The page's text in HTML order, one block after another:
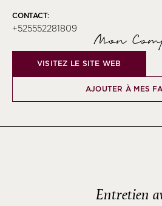
CONTACT:
+525552281809
Mon
VISITEZ LE SITE WEB
AJOUTER À MES
Entretien